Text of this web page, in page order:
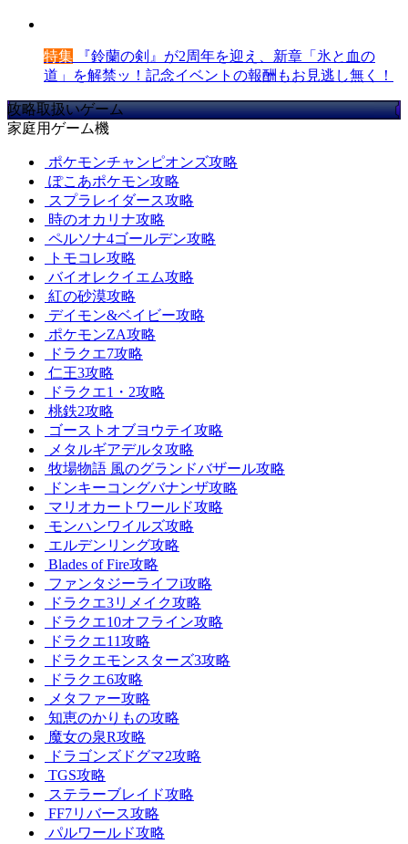
特集 『鈴蘭の剣』が2周年を迎え、新章「氷と血の
道」を解禁ッ！記念イベントの報酬もお見逃し無く！
攻略取扱いゲーム
家庭用ゲーム機
ポケモンチャンピオンズ攻略
ぽこあポケモン攻略
スプラレイダース攻略
時のオカリナ攻略
ペルソナ4ゴールデン攻略
トモコレ攻略
バイオレクイエム攻略
紅の砂漠攻略
デイモン&ベイビー攻略
ポケモンZA攻略
ドラクエ7攻略
仁王3攻略
ドラクエ1・2攻略
桃鉄2攻略
ゴーストオブヨウテイ攻略
メタルギアデルタ攻略
牧場物語 風のグランドバザール攻略
ドンキーコングバナンザ攻略
マリオカートワールド攻略
モンハンワイルズ攻略
エルデンリング攻略
Blades of Fire攻略
ファンタジーライフi攻略
ドラクエ3リメイク攻略
ドラクエ10オフライン攻略
ドラクエ11攻略
ドラクエモンスターズ3攻略
ドラクエ6攻略
メタファー攻略
知恵のかりもの攻略
魔女の泉R攻略
ドラゴンズドグマ2攻略
TGS攻略
ステラーブレイド攻略
FF7リバース攻略
パルワールド攻略